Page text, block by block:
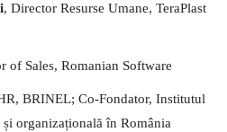
, Director Resurse Umane, TeraPlast
of Sales, Romanian Software
BRINEL; Co-Fondator, Institutul
organizațională în România